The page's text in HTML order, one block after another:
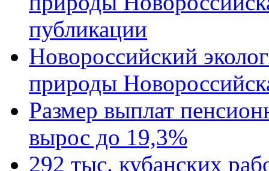
публикации
Новороссийский
природы
Размер выплат
вырос до 19,3%
292 тыс. кубанских